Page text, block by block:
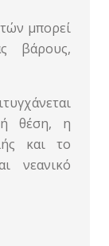
μπορεί
βάρους,
θέση, η
και το
νεανικό